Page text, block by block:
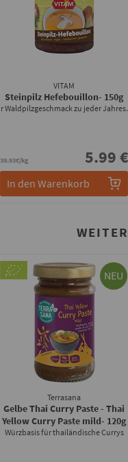
VITAM
Steinpilz Hefebouillon- 150g
für
39.93€/kg 5.99 €
In den Warenkorb
NEU
Terrasana
Gelbe Thai Curry Paste - Thai
Yellow Curry Paste mild- 120g
Würzbasis für thailändische Currys